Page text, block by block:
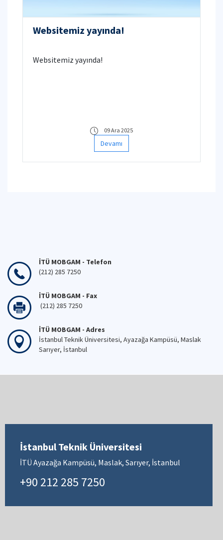
Websitemiz yayında!
Websitemiz yayında!
09 Ara 2025
Devamı
İTÜ MOBGAM - Telefon
(212) 285 7250
İTÜ MOBGAM - Fax
(212) 285 7250
İTÜ MOBGAM - Adres
İstanbul Teknik Üniversitesi, Ayazağa Kampüsü, Maslak
Sarıyer, İstanbul
İstanbul Teknik Üniversitesi
İTÜ Ayazağa Kampüsü, Maslak, Sarıyer, İstanbul
+90 212 285 7250